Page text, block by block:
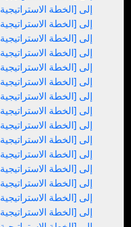
[الخطة الاستراتيجية 1] إلى [الخطة الاستراتيجية 2]
[الخطة الاستراتيجية 1] إلى [الخطة الاستراتيجية 2]
[الخطة الاستراتيجية 1] إلى [الخطة الاستراتيجية 2]
[الخطة الاستراتيجية 1] إلى [الخطة الاستراتيجية 2]
[الخطة الاستراتيجية 1] إلى [الخطة الاستراتيجية 2]
[الخطة الاستراتيجية 1] إلى [الخطة الاستراتيجية 2]
[الخطة الاستراتيجية 1] إلى [الخطة الاستراتيجية 2]
[الخطة الاستراتيجية 1] إلى [الخطة الاستراتيجية 2]
[الخطة الاستراتيجية 1] إلى [الخطة الاستراتيجية 2]
[الخطة الاستراتيجية 1] إلى [الخطة الاستراتيجية 2]
[الخطة الاستراتيجية 1] إلى [الخطة الاستراتيجية 2]
[الخطة الاستراتيجية 1] إلى [الخطة الاستراتيجية 2]
[الخطة الاستراتيجية 1] إلى [الخطة الاستراتيجية 2]
[الخطة الاستراتيجية 1] إلى [الخطة الاستراتيجية 2]
[الخطة الاستراتيجية 1] إلى [الخطة الاستراتيجية 2]